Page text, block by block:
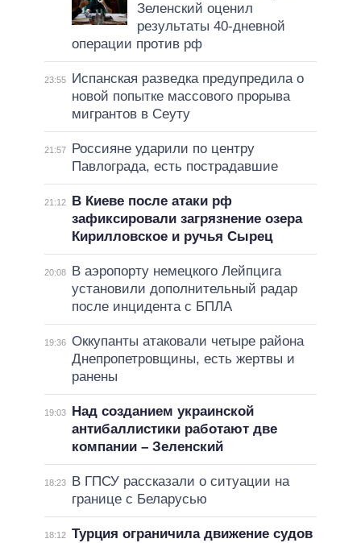
Зеленский оценил
результаты 40-дневной
операции против рф
23:55
Испанская разведка предупредила о
новой попытке массового прорыва
мигрантов в Сеуту
21:57
Россияне ударили по центру
Павлограда, есть пострадавшие
21:12
В Киеве после атаки рф
зафиксировали загрязнение озера
Кирилловское и ручья Сырец
20:08
В аэропорту немецкого Лейпцига
установили дополнительный радар
после инцидента с БПЛА
19:36 Оккупанты атаковали четыре района
Днепропетровщины, есть жертвы и
ранены
19:03
Над созданием украинской
антибаллистики работают две
компании – Зеленский
18:23
В ГПСУ рассказали о ситуации на
границе с Беларусью
18:12 Турция ограничила движение судов